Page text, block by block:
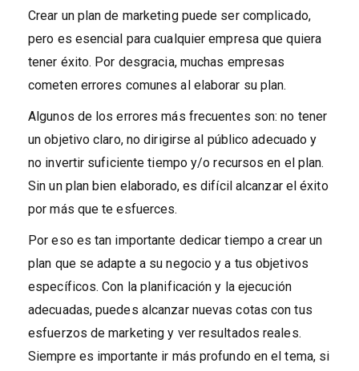
Crear un plan de marketing puede ser complicado,
pero es esencial para cualquier empresa que quiera
tener éxito. Por desgracia, muchas empresas
cometen errores comunes al elaborar su plan.
Algunos de los errores más frecuentes son: no tener
un objetivo claro, no dirigirse al público adecuado y
no invertir suficiente tiempo y/o recursos en el plan.
Sin un plan bien elaborado, es difícil alcanzar el éxito
por más que te esfuerces.
Por eso es tan importante dedicar tiempo a crear un
plan que se adapte a su negocio y a tus objetivos
específicos. Con la planificación y la ejecución
adecuadas, puedes alcanzar nuevas cotas con tus
esfuerzos de marketing y ver resultados reales.
Siempre es importante ir más profundo en el tema, si